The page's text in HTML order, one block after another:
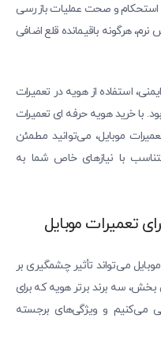
از استحکام و صحت عملیات بازرسی
نرم، هرگونه باقیمانده قلع اضافی
استفاده از هویه در تعمیرات
با خرید هویه حرفه‌ ای تعمیرات
موبایل، می‌توانید مطمئن
با نیازهای خاص شما به
تعمیرات موبایل
می‌تواند تأثیر چشمگیری بر
سه برند برتر هویه که برای
می‌کنیم و ویژگی‌های برجسته